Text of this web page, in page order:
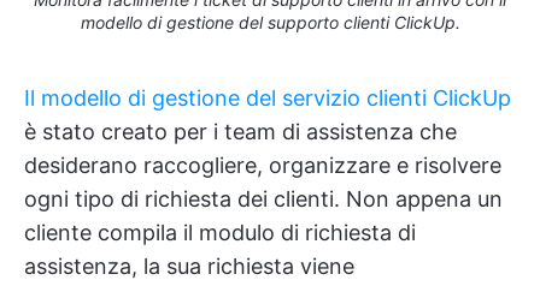
modello di gestione del supporto clienti ClickUp.
Il modello di gestione del servizio clienti ClickUp
è stato creato per i team di assistenza che
desiderano raccogliere, organizzare e risolvere
ogni tipo di richiesta dei clienti. Non appena un
cliente compila il modulo di richiesta di
assistenza, la sua richiesta viene